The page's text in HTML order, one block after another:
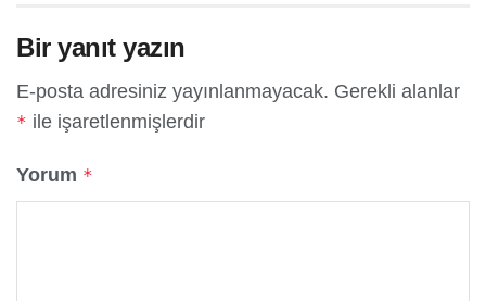
Bir yanıt yazın
E-posta adresiniz yayınlanmayacak. Gerekli alanlar
* ile işaretlenmişlerdir
Yorum *